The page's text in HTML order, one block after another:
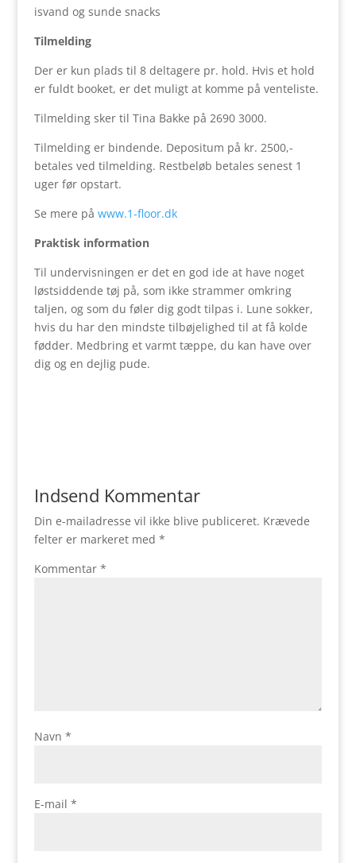
isvand og sunde snacks
Tilmelding
Der er kun plads til 8 deltagere pr. hold. Hvis et hold
er fuldt booket, er det muligt at komme på venteliste.
Tilmelding sker til Tina Bakke på 2690 3000.
Tilmelding er bindende. Depositum på kr. 2500,-
betales ved tilmelding. Restbeløb betales senest 1
uger før opstart.
Se mere på www.1-floor.dk
Praktisk information
Til undervisningen er det en god ide at have noget
løstsiddende tøj på, som ikke strammer omkring
taljen, og som du føler dig godt tilpas i. Lune sokker,
hvis du har den mindste tilbøjelighed til at få kolde
fødder. Medbring et varmt tæppe, du kan have over
dig og en dejlig pude.
Indsend Kommentar
Din e-mailadresse vil ikke blive publiceret. Krævede
felter er markeret med *
Kommentar *
Navn *
E-mail *